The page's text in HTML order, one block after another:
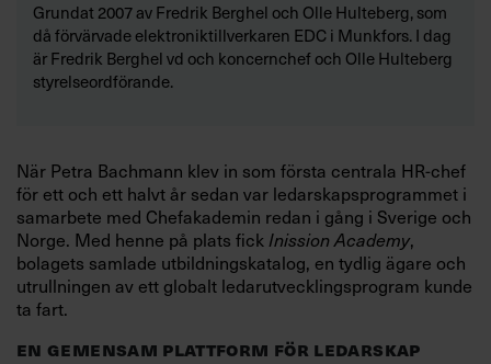
Grundat 2007 av Fredrik Berghel och Olle Hulteberg, som
då förvärvade elektroniktillverkaren EDC i Munkfors. I dag
är Fredrik Berghel vd och koncernchef och Olle Hulteberg
styrelseordförande.
När Petra Bachmann klev in som första centrala HR-chef
för ett och ett halvt år sedan var ledarskapsprogrammet i
samarbete med Chefakademin redan i gång i Sverige och
Norge. Med henne på plats fickInission Academy,
bolagets samlade utbildningskatalog, en tydlig ägare och
utrullningen av ett globalt ledarutvecklingsprogram kunde
ta fart.
EN GEMENSAM PLATTFORM FÖR LEDARSKAP